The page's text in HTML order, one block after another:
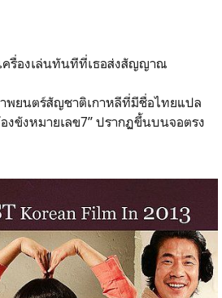
รื่องเล่นทันทีที่เธอส่งสัญญาณ
าพยนตร์สัญชาติเกาหลีที่มีชื่อไทยแปล
งขังหมายเลข7” ปรากฏขึ้นบนจอตรง